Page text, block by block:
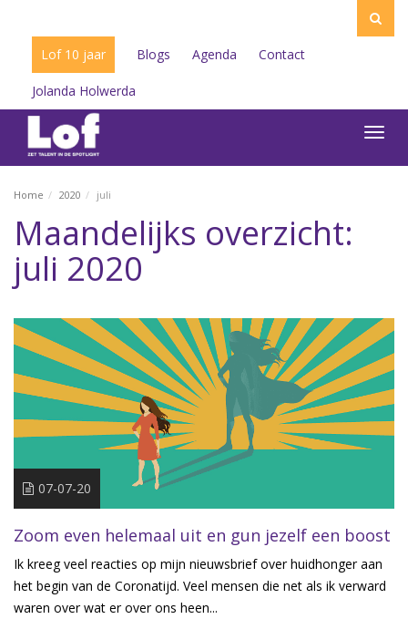
Lof 10 jaar Blogs Agenda Contact
Jolanda Holwerda
Home 2020 juli
Maandelijks overzicht:
juli 2020
07-07-20
Zoom even helemaal uit en gun jezelf een boost
Ik kreeg veel reacties op mijn nieuwsbrief over huidhonger aan
het begin van de Coronatijd. Veel mensen die net als ik verward
waren over wat er over ons heen...